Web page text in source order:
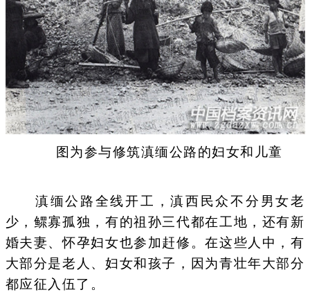
图为参与修筑滇缅公路的妇女和儿童
滇缅公路全线开工，滇西民众不分男女老
少，鳏寡孤独，有的祖孙三代都在工地，还有新
婚夫妻、怀孕妇女也参加赶修。在这些人中，有
大部分是老人、妇女和孩子，因为青壮年大部分
都应征入伍了。